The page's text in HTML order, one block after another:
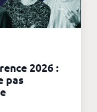
2026 :
pas